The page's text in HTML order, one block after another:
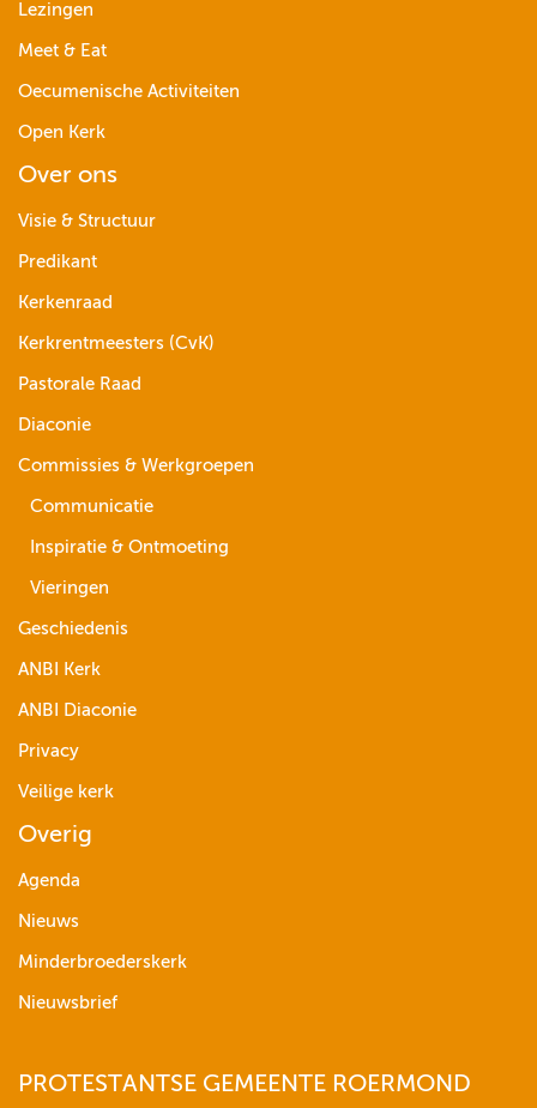
Lezingen
Meet & Eat
Oecumenische Activiteiten
Open Kerk
Over ons
Visie & Structuur
Predikant
Kerkenraad
Kerkrentmeesters (CvK)
Pastorale Raad
Diaconie
Commissies & Werkgroepen
Communicatie
Inspiratie & Ontmoeting
Vieringen
Geschiedenis
ANBI Kerk
ANBI Diaconie
Privacy
Veilige kerk
Overig
Agenda
Nieuws
Minderbroederskerk
Nieuwsbrief
PROTESTANTSE GEMEENTE ROERMOND